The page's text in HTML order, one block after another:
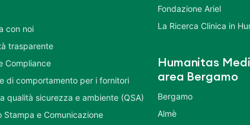
con noi
trasparente
Compliance
di comportamento per i fornitori
qualità sicurezza e ambiente (QSA)
Stampa e Comunicazione
Fondazione Ariel
La Ricerca Clinica in
Humanitas
area Bergamo
Bergamo
Almè